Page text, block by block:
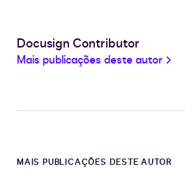
Docusign Contributor
Mais publicações deste autor
MAIS PUBLICAÇÕES DESTE AUTOR